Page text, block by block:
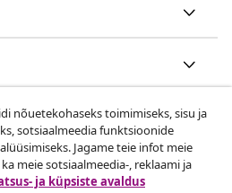
nõuetekohaseks toimimiseks, sisu ja
sotsiaalmeedia funktsioonide
Jagame teie infot meie
meie sotsiaalmeedia-, reklaami ja
ja küpsiste avaldus